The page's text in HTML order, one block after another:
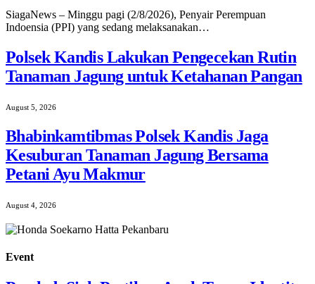
SiagaNews – Minggu pagi (2/8/2026), Penyair Perempuan
Indoensia (PPI) yang sedang melaksanakan…
Polsek Kandis Lakukan Pengecekan Rutin
Tanaman Jagung untuk Ketahanan Pangan
August 5, 2026
Bhabinkamtibmas Polsek Kandis Jaga
Kesuburan Tanaman Jagung Bersama
Petani Ayu Makmur
August 4, 2026
Event